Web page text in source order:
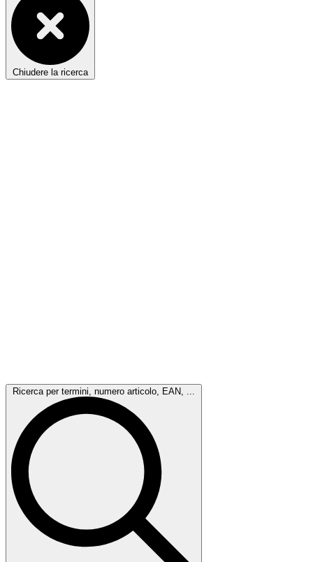
Chiudere la ricerca
Ricerca per termini, numero articolo, EAN, ...